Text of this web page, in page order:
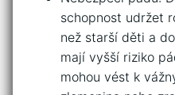
schopnost‌ udržet
než starší děti a
mají vyšší riziko
mohou vést k